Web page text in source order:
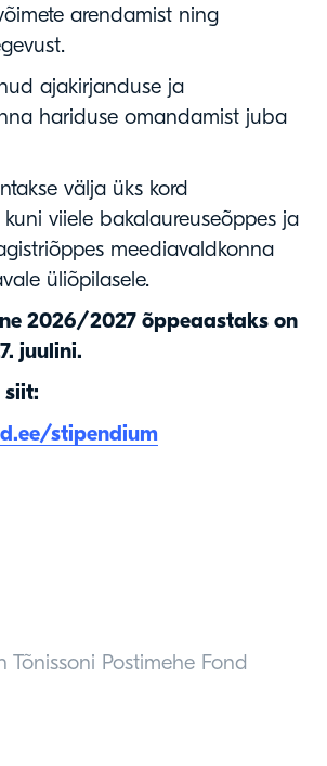
arendamist ning
ajakirjanduse ja
hariduse omandamist juba
välja üks kord
viiele bakalaureuseõppes ja
meediavaldkonna
üliõpilasele.
2026/2027 õppeaastaks on
juulini.
siit:
stipendium
Tõnissoni Postimehe Fond